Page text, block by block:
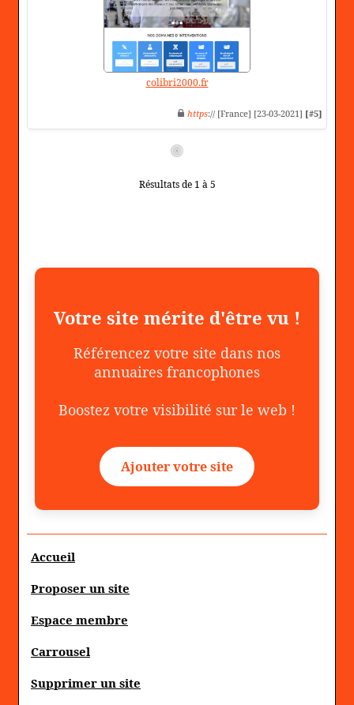
colibri2000.fr
https:// [France] [23-03-2021] [#5]
Résultats de 1 à 5
Votre site mérite d'être vu !
Référencez votre site dans nos
annuaires francophones
Boostez votre visibilité sur le web !
Ajouter votre site
Accueil
Proposer un site
Espace membre
Carrousel
Supprimer un site